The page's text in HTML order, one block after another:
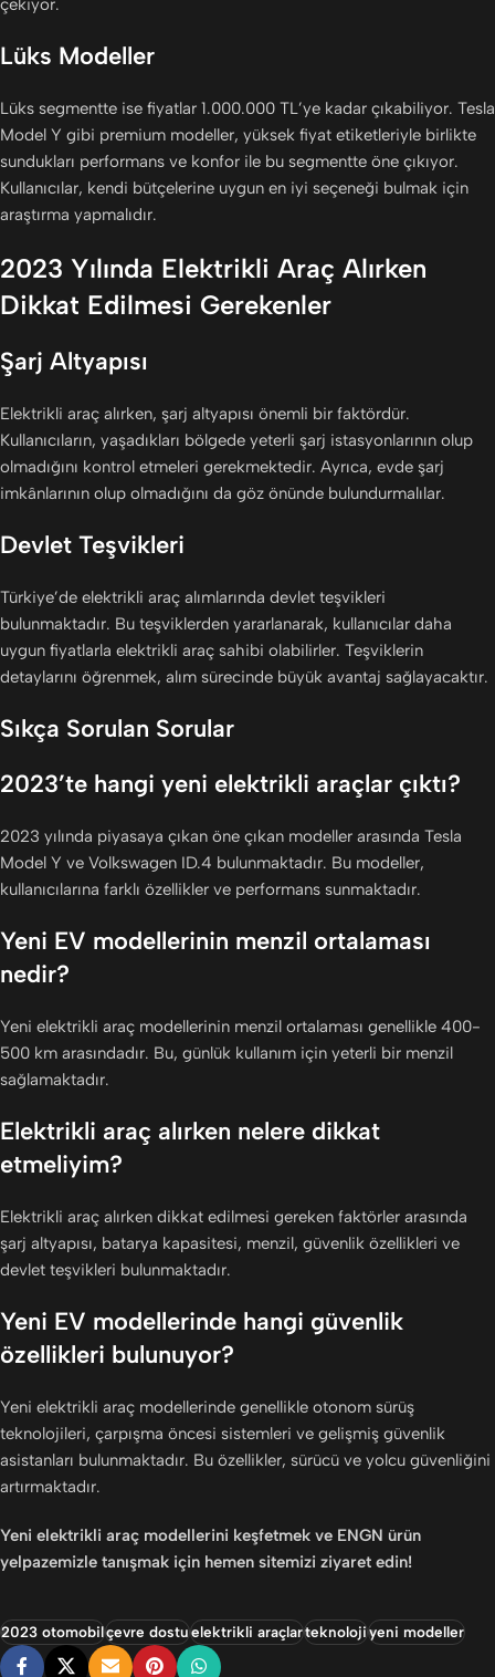
çekiyor.
Lüks Modeller
Lüks segmentte ise fiyatlar 1.000.000 TL’ye kadar çıkabiliyor. Tesla
Model Y gibi premium modeller, yüksek fiyat etiketleriyle birlikte
sundukları performans ve konfor ile bu segmentte öne çıkıyor.
Kullanıcılar, kendi bütçelerine uygun en iyi seçeneği bulmak için
araştırma yapmalıdır.
2023 Yılında Elektrikli Araç Alırken
Dikkat Edilmesi Gerekenler
Şarj Altyapısı
Elektrikli araç alırken, şarj altyapısı önemli bir faktördür.
Kullanıcıların, yaşadıkları bölgede yeterli şarj istasyonlarının olup
olmadığını kontrol etmeleri gerekmektedir. Ayrıca, evde şarj
imkânlarının olup olmadığını da göz önünde bulundurmalılar.
Devlet Teşvikleri
Türkiye’de elektrikli araç alımlarında devlet teşvikleri
bulunmaktadır. Bu teşviklerden yararlanarak, kullanıcılar daha
uygun fiyatlarla elektrikli araç sahibi olabilirler. Teşviklerin
detaylarını öğrenmek, alım sürecinde büyük avantaj sağlayacaktır.
Sıkça Sorulan Sorular
2023’te hangi yeni elektrikli araçlar çıktı?
2023 yılında piyasaya çıkan öne çıkan modeller arasında Tesla
Model Y ve Volkswagen ID.4 bulunmaktadır. Bu modeller,
kullanıcılarına farklı özellikler ve performans sunmaktadır.
Yeni EV modellerinin menzil ortalaması
nedir?
Yeni elektrikli araç modellerinin menzil ortalaması genellikle 400-
500 km arasındadır. Bu, günlük kullanım için yeterli bir menzil
sağlamaktadır.
Elektrikli araç alırken nelere dikkat
etmeliyim?
Elektrikli araç alırken dikkat edilmesi gereken faktörler arasında
şarj altyapısı, batarya kapasitesi, menzil, güvenlik özellikleri ve
devlet teşvikleri bulunmaktadır.
Yeni EV modellerinde hangi güvenlik
özellikleri bulunuyor?
Yeni elektrikli araç modellerinde genellikle otonom sürüş
teknolojileri, çarpışma öncesi sistemleri ve gelişmiş güvenlik
asistanları bulunmaktadır. Bu özellikler, sürücü ve yolcu güvenliğini
artırmaktadır.
Yeni elektrikli araç modellerini keşfetmek ve ENGN ürün
yelpazemizle tanışmak için hemen sitemizi ziyaret edin!
2023 otomobilçevre dostuelektrikli araçlarteknolojiyeni modeller